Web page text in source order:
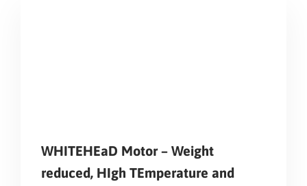
WHITEHEaD Motor – Weight
reduced, HIgh TEmperature and